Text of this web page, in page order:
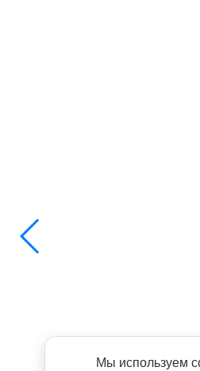
Мы используем